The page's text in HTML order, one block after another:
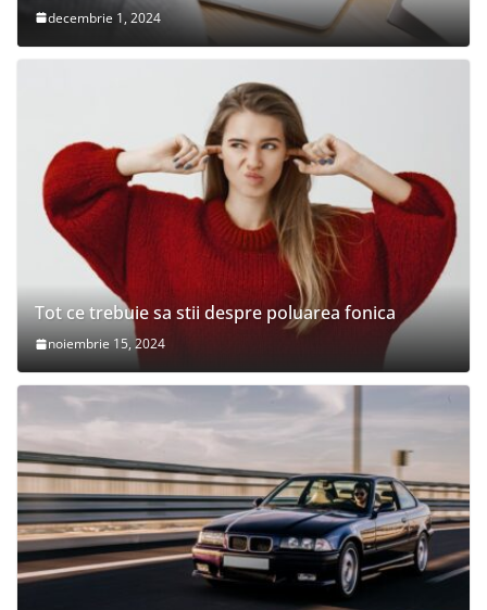
decembrie 1, 2024
Tot ce trebuie sa stii despre poluarea fonica
noiembrie 15, 2024